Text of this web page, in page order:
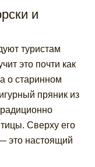
и
туристам
это почти как
о старинном
пряник из
Сверху его
это настоящий